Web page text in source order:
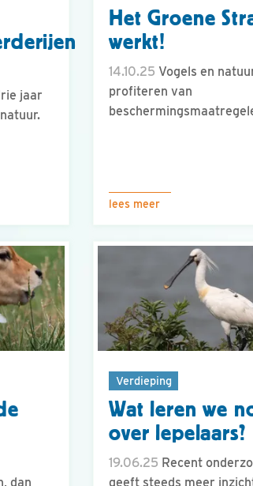
jaar
Het Groene
werkt!
14.10.25 Vogels en
profiteren van
lees meer
dan
Verdieping
Wat leren we
over lepelaars?
19.06.25 Recent
geeft steeds meer